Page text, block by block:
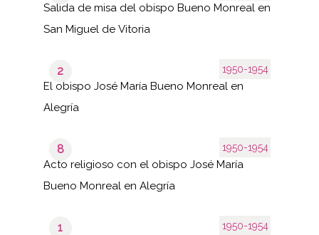
Salida de misa del obispo Bueno Monreal en
San Miguel de Vitoria
1950-1954
2
El obispo José María Bueno Monreal en
Alegría
1950-1954
8
Acto religioso con el obispo José María
Bueno Monreal en Alegría
1950-1954
1